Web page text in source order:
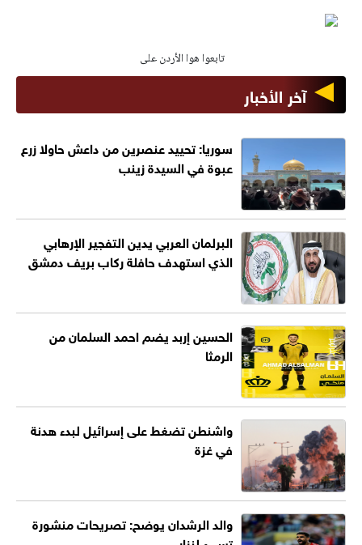
تابعوا هوا الأردن على
آخر الأخبار
سوريا: تحييد عنصرين من داعش حاولا زرع
عبوة في السيدة زينب
البرلمان العربي يدين التفجير الإرهابي
الذي استهدف حافلة ركاب بريف دمشق
الحسين إربد يضم احمد السلمان من
الرمثا
واشنطن تضغط على إسرائيل لبدء هدنة
في غزة
والد الرشدان يوضح: تصريحات منشورة